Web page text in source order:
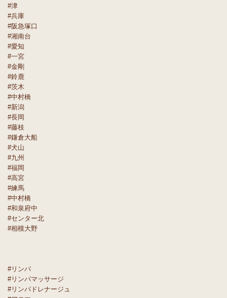
#津
#兵庫
#阪急塚口
#湘南台
#愛知
#一宮
#金剛
#鈴鹿
#茨木
#中村橋
#新潟
#長岡
#藤枝
#鎌倉大船
#犬山
#九州
#福岡
#高宮
#練馬
#中村橋
#和泉府中
#センター北
#相模大野
#リンパ
#リンパマッサージ
#リンパドレナージュ